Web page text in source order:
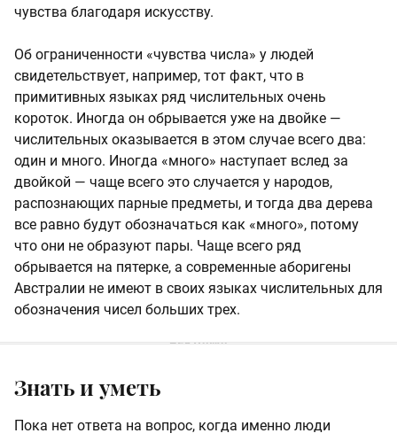
чувства благодаря искусству.
Об ограниченности «чувства числа» у людей
свидетельствует, например, тот факт, что в
примитивных языках ряд числительных очень
короток. Иногда он обрывается уже на двойке —
числительных оказывается в этом случае всего два:
один и много. Иногда «много» наступает вслед за
двойкой — чаще всего это случается у народов,
распознающих парные предметы, и тогда два дерева
все равно будут обозначаться как «много», потому
что они не образуют пары. Чаще всего ряд
обрывается на пятерке, а современные аборигены
Австралии не имеют в своих языках числительных для
обозначения чисел больших трех.
Знать и уметь
Пока нет ответа на вопрос, когда именно люди